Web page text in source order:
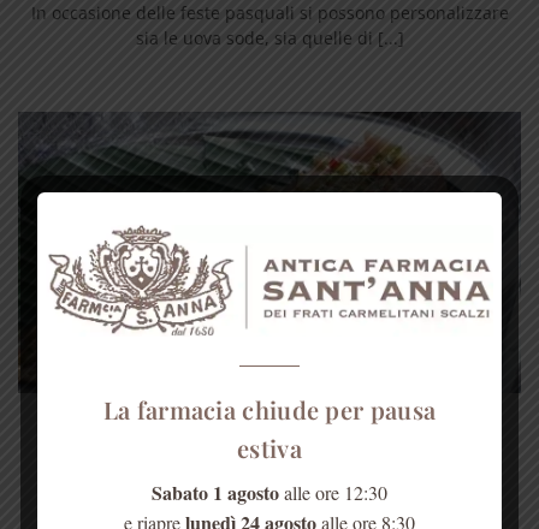
In occasione delle feste pasquali si possono personalizzare
sia le uova sode, sia quelle di [...]
Alcuni consigli per cucinare a vapore
lasciando inalterato il sapore dei cibi, richiede [...]
La farmacia chiude per pausa
estiva
Sabato 1 agostoalle ore 12:30
e riaprelunedì 24 agostoalle ore 8:30